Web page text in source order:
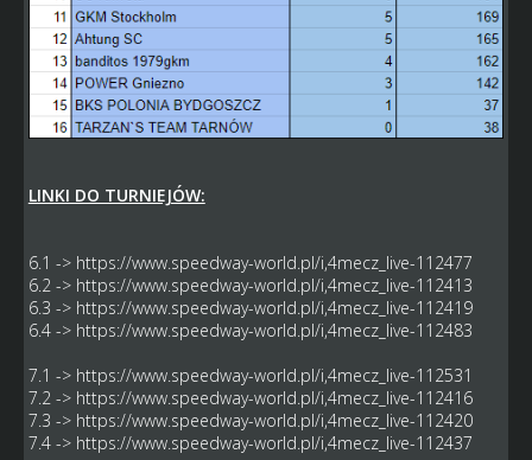
LINKI DO TURNIEJÓW:
6.1 -> https://www.speedway-world.pl/i,4mecz_live-112477
6.2 -> https://www.speedway-world.pl/i,4mecz_live-112413
6.3 -> https://www.speedway-world.pl/i,4mecz_live-112419
6.4 -> https://www.speedway-world.pl/i,4mecz_live-112483
7.1 -> https://www.speedway-world.pl/i,4mecz_live-112531
7.2 -> https://www.speedway-world.pl/i,4mecz_live-112416
7.3 -> https://www.speedway-world.pl/i,4mecz_live-112420
7.4 -> https://www.speedway-world.pl/i,4mecz_live-112437